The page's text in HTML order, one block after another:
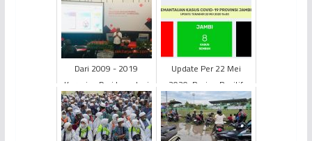
Dari 2009 - 2019
Kerugian Dari Investasi
“Bodong” Capai 92
Triliun
Update Per 22 Mei
2020: Pasien Positif
Bertambah 2, Total Jadi
91 Orang